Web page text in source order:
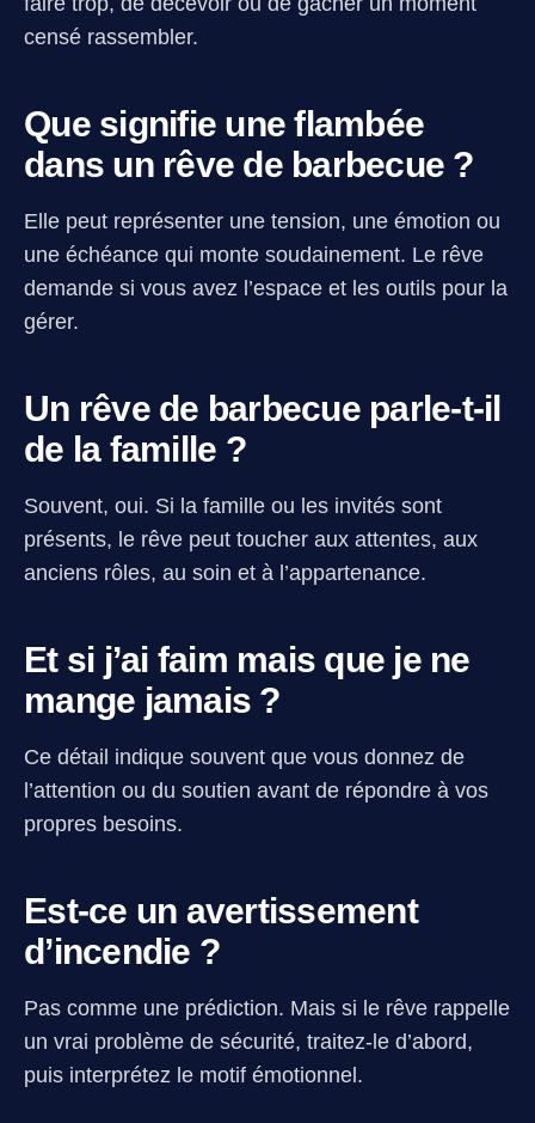
censé rassembler.
Que signifie une flambée
dans un rêve de barbecue ?
Elle peut représenter une tension, une émotion ou
une échéance qui monte soudainement. Le rêve
demande si vous avez l’espace et les outils pour la
gérer.
Un rêve de barbecue parle-t-il
de la famille ?
Souvent, oui. Si la famille ou les invités sont
présents, le rêve peut toucher aux attentes, aux
anciens rôles, au soin et à l’appartenance.
Et si j’ai faim mais que je ne
mange jamais ?
Ce détail indique souvent que vous donnez de
l’attention ou du soutien avant de répondre à vos
propres besoins.
Est-ce un avertissement
d’incendie ?
Pas comme une prédiction. Mais si le rêve rappelle
un vrai problème de sécurité, traitez-le d’abord,
puis interprétez le motif émotionnel.